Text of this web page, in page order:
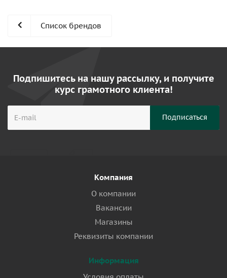
Список брендов
Подпишитесь на нашу рассылку, и получите
курс грамотного клиента!
Компания
О компании
Вакансии
Магазины
Реквизиты компании
Информация